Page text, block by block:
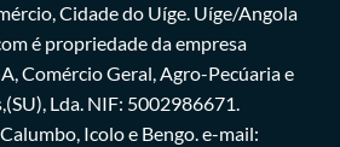
Cidade do Uíge. Uíge/Angola
é propriedade da empresa
Comércio Geral, Agro-Pecúaria e
Lda. NIF: 5002986671.
Icolo e Bengo. e-mail: